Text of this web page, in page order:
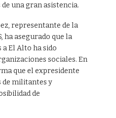
una gran asistencia.
representante de la
ha asegurado que la
a El Alto ha sido
sociales. En
que el expresidente
de militantes y
de